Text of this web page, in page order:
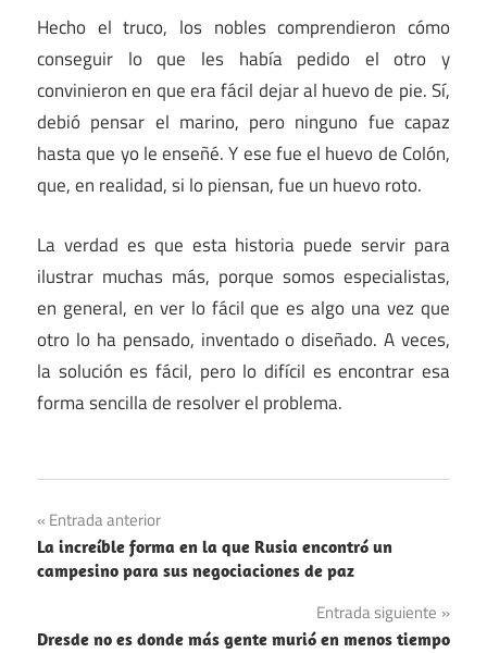
Hecho el truco, los nobles comprendieron cómo
conseguir lo que les había pedido el otro y
convinieron en que era fácil dejar al huevo de pie. Sí,
debió pensar el marino, pero ninguno fue capaz
hasta que yo le enseñé. Y ese fue el huevo de Colón,
que, en realidad, si lo piensan, fue un huevo roto.
La verdad es que esta historia puede servir para
ilustrar muchas más, porque somos especialistas,
en general, en ver lo fácil que es algo una vez que
otro lo ha pensado, inventado o diseñado. A veces,
la solución es fácil, pero lo difícil es encontrar esa
forma sencilla de resolver el problema.
Navegación
de
Entrada anterior
La increíble forma en la que Rusia encontró un
campesino para sus negociaciones de paz
Entrada siguiente
Dresde no es donde más gente murió en menos tiempo